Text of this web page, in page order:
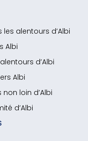
alentours d’Albi
Albi
d’Albi
Albi
loin d’Albi
d’Albi